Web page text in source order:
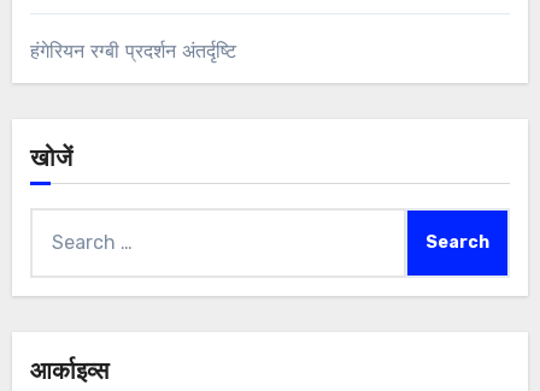
हंगेरियन रग्बी प्रदर्शन अंतर्दृष्टि
खोजें
for:
आर्काइव्स